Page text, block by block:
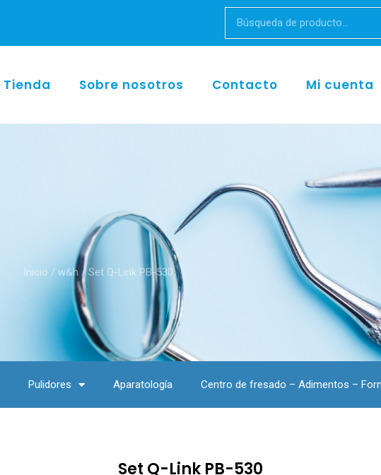
Tienda Sobre nosotros Contacto Mi cuenta
Inicio / w&h / Set Q-Link PB-530
Pulidores Aparatología Centro de fresado – Adimentos –
Set Q-Link PB-530